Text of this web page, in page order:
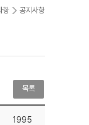
항 공지사항
목록
1995